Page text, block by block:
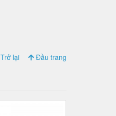
Trở lại Đầu trang